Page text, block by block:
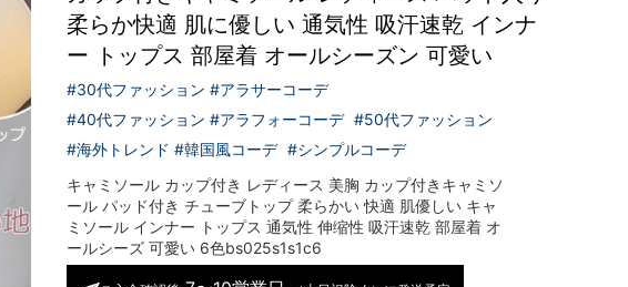
柔らか快適 肌に優しい 通気性 吸汗速乾 インナ
ー トップス 部屋着 オールシーズン 可愛い
#30代ファッション #アラサーコーデ
#40代ファッション #アラフォーコーデ #50代ファッション
#海外トレンド #韓国風コーデ #シンプルコーデ
キャミソール カップ付き レディース 美胸 カップ付きキャミソ
ール パッド付き チューブトップ 柔らかい 快適 肌優しい キャ
ミソール インナー トップス 通気性 伸缩性 吸汗速乾 部屋着 オ
ールシーズ 可愛い 6色bs025s1s1c6